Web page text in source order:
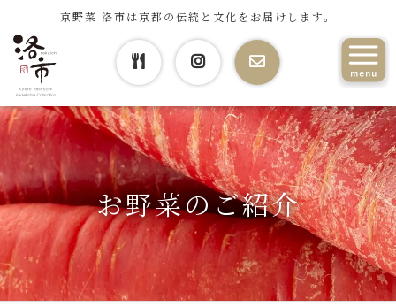
京野菜 洛市は京都の伝統と文化をお届けします。
お野菜のご紹介